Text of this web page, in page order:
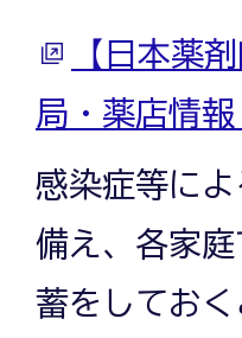
【日本薬
局・薬店情報
感染症等に
備え、各家
蓄をしてお